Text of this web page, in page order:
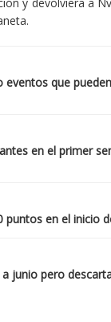
y devolviera a
eventos que
en el primer
puntos en el inicio
a junio pero